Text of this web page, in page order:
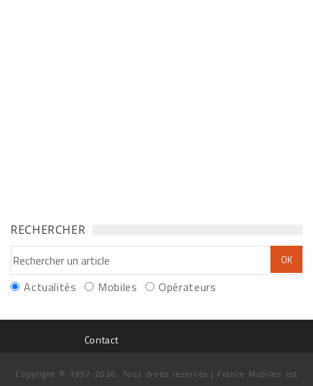
RECHERCHER
Actualités Mobiles Opérateurs
Contact
Copyright © 1997-2026. Tous droits réservés | France Mobiles est